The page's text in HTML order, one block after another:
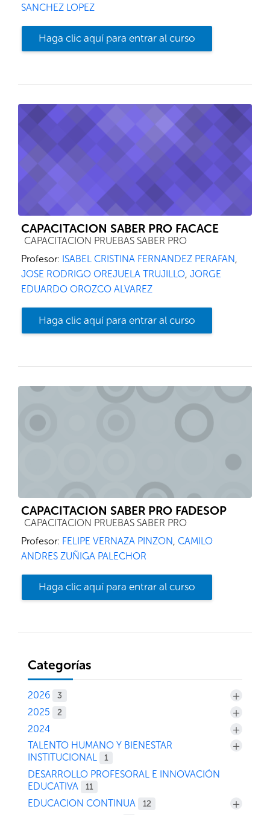
SANCHEZ LOPEZ
Haga clic aquí para entrar al curso
CAPACITACION SABER PRO FACACE
Categoría de cursos
CAPACITACION PRUEBAS SABER PRO
Profesor: ISABEL CRISTINA FERNANDEZ PERAFAN,
JOSE RODRIGO OREJUELA TRUJILLO, JORGE
EDUARDO OROZCO ALVAREZ
Haga clic aquí para entrar al curso
CAPACITACION SABER PRO FADESOP
Categoría de cursos
CAPACITACION PRUEBAS SABER PRO
Profesor: FELIPE VERNAZA PINZON CAMILO
ANDRES ZUÑIGA PALECHOR
Haga clic aquí para entrar al curso
Categorías
2026 3 +
2025 2 +
2024 +
TALENTO HUMANO Y BIENESTAR
INSTITUCIONAL
1
+
DESARROLLO PROFESORAL E INNOVACIÓN
EDUCATIVA
11
EDUCACION CONTINUA 12 +